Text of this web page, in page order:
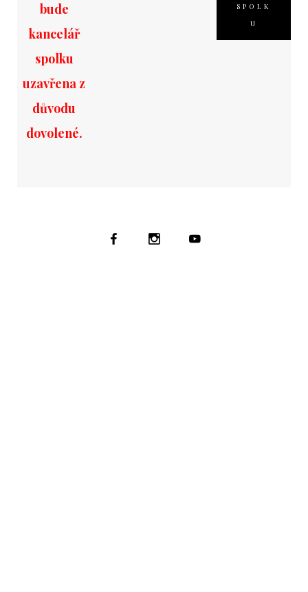
bude
kancelář
spolku
uzavřena z
důvodu
dovolené.
SPOLK
U